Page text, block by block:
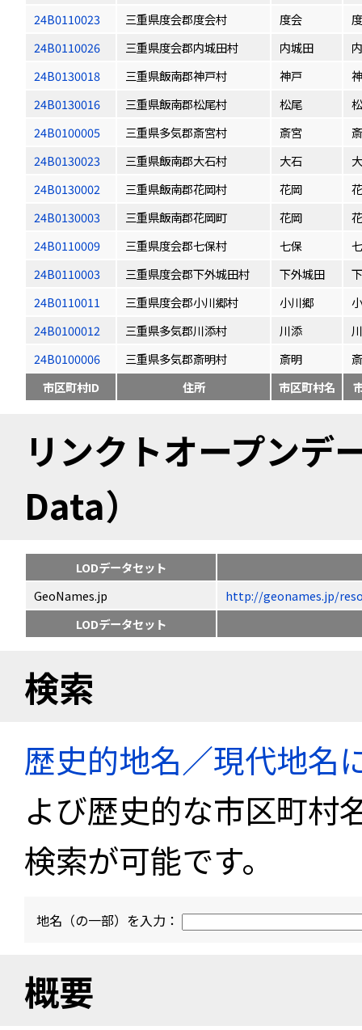
24B0110023
三重県度会郡度会村 度会
24B0110026
三重県度会郡内城田村 内城田
24B0130018
三重県飯南郡神戸村 神戸
24B0130016
三重県飯南郡松尾村 松尾
24B0100005
三重県多気郡斎宮村 斎宮
24B0130023
三重県飯南郡大石村 大石
24B0130002
三重県飯南郡花岡村 花岡
24B0130003
三重県飯南郡花岡町 花岡
24B0110009
三重県度会郡七保村 七保
24B0110003
三重県度会郡下外城田村 下外城田
24B0110011
三重県度会郡小川郷村 小川郷
24B0100012
三重県多気郡川添村 川添
24B0100006
三重県多気郡斎明村 斎明
市区町村ID
住所 市区町村名
リンクトオープン
Data）
LODデータセット
GeoNames.jp
http://geonames.jp/
LODデータセット
検索
歴史的地名／現代地名
よび歴史的な市区町村
検索が可能です。
地名（の一部）を入力：
概要